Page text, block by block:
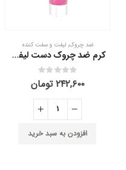
ضد چروک,لیفت و سفت کننده
کرم ضد چروک دست لیفتازوم فیس دوکس 50 میلی لیتر
0
۲۴۲,۶۰۰ تومان
افزودن به سبد خرید